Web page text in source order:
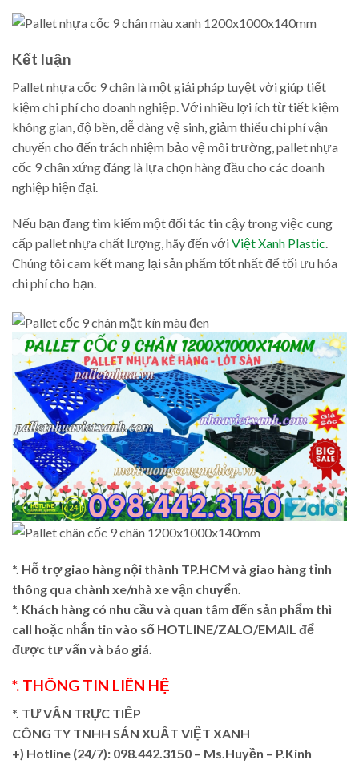
Kết luận
Pallet nhựa cốc 9 chân là một giải pháp tuyệt vời giúp tiết
kiệm chi phí cho doanh nghiệp. Với nhiều lợi ích từ tiết kiệm
không gian, độ bền, dễ dàng vệ sinh, giảm thiểu chi phí vận
chuyển cho đến trách nhiệm bảo vệ môi trường, pallet nhựa
cốc 9 chân xứng đáng là lựa chọn hàng đầu cho các doanh
nghiệp hiện đại.
Nếu bạn đang tìm kiếm một đối tác tin cậy trong việc cung
cấp pallet nhựa chất lượng, hãy đến vớiViệt Xanh Plastic.
Chúng tôi cam kết mang lại sản phẩm tốt nhất để tối ưu hóa
chi phí cho bạn.
*. Hỗ trợ giao hàng nội thành TP.HCM và giao hàng tỉnh
thông qua chành xe/nhà xe vận chuyển.
*. Khách hàng có nhu cầu và quan tâm đến sản phẩm thì
call hoặc nhắn tin vào số HOTLINE/ZALO/EMAIL để
được tư vấn và báo giá.
*. THÔNG TIN LIÊN HỆ
*. TƯ VẤN TRỰC TIẾP
CÔNG TY TNHH SẢN XUẤT VIỆT XANH
+) Hotline (24/7): 098.442.3150 – Ms.Huyền – P.Kinh